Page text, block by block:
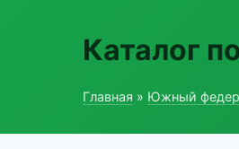
Каталог
Главная » Южный